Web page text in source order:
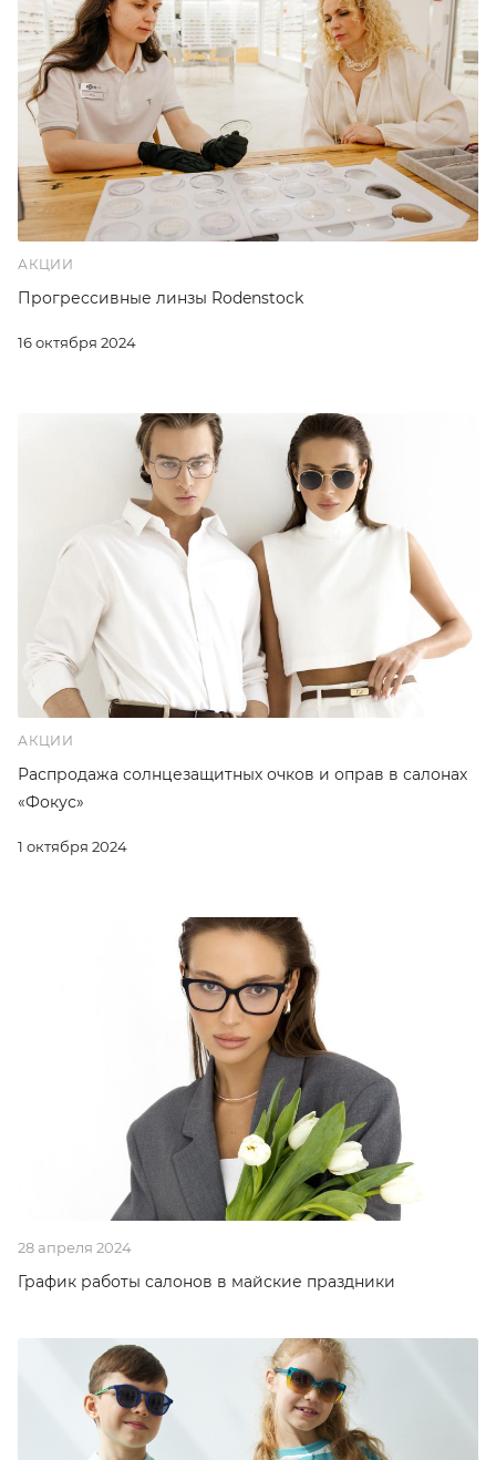
АКЦИИ
16 октября 2024
Прогрессивные линзы Rodenstock
АКЦИИ
1 октября 2024
Распродажа солнцезащитных очков и оправ в салонах
«Фокус»
28 апреля 2024
График работы салонов в майские праздники